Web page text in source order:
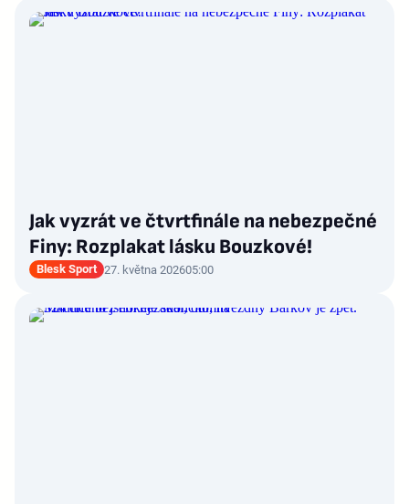
Jak vyzrát ve čtvrtfinále na nebezpečné
Finy: Rozplakat lásku Bouzkové!
Blesk Sport 27. května 202605:00